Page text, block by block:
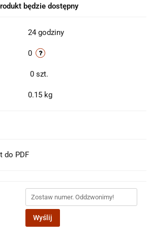
będzie dostępny
24 godziny
0
0 szt.
0.15 kg
do PDF
Wyślij